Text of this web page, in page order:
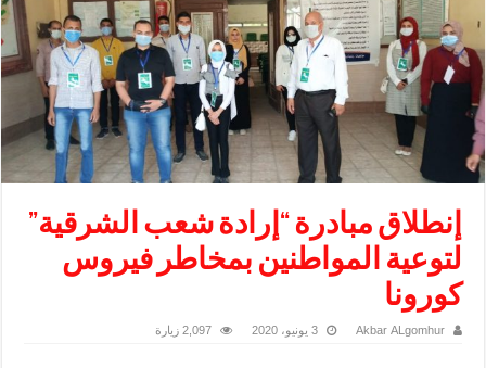
إنطلاق مبادرة “إرادة شعب الشرقية”
لتوعية المواطنين بمخاطر فيروس
كورونا
Akbar ALgomhur 3 يونيو، 2020 2,097 زيارة